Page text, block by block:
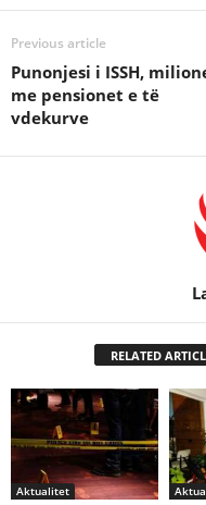
Previous article
Punonjesi i ISSH,
me pensionet e të
vdekurve
RELATED
Aktualitet